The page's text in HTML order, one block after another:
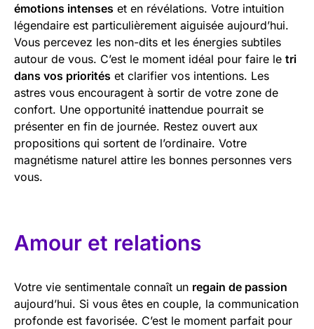
émotions intenses et en révélations. Votre intuition
légendaire est particulièrement aiguisée aujourd’hui.
Vous percevez les non-dits et les énergies subtiles
autour de vous. C’est le moment idéal pour faire le tri
dans vos priorités et clarifier vos intentions. Les
astres vous encouragent à sortir de votre zone de
confort. Une opportunité inattendue pourrait se
présenter en fin de journée. Restez ouvert aux
propositions qui sortent de l’ordinaire. Votre
magnétisme naturel attire les bonnes personnes vers
vous.
Amour et relations
Votre vie sentimentale connaît un regain de passion
aujourd’hui. Si vous êtes en couple, la communication
profonde est favorisée. C’est le moment parfait pour